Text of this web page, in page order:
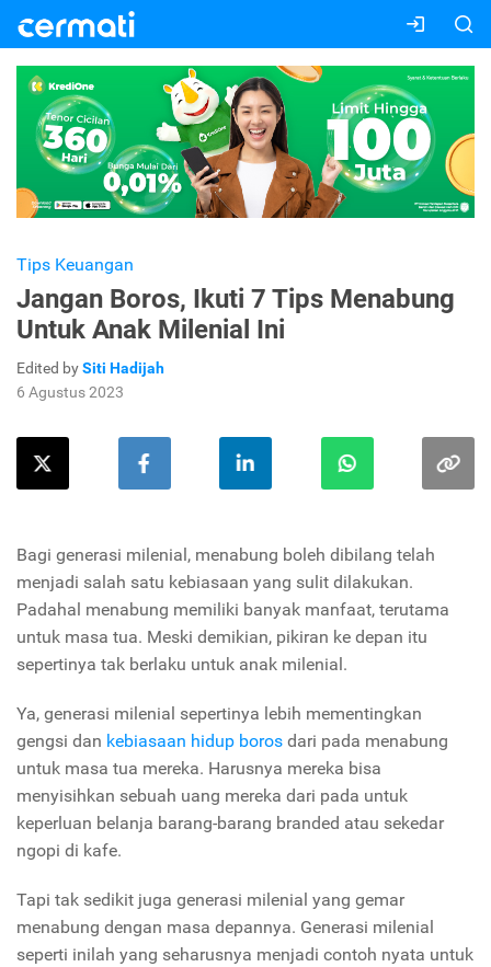
Tips Keuangan
Jangan Boros, Ikuti 7 Tips Menabung
Untuk Anak Milenial Ini
Edited bySiti Hadijah
6 Agustus 2023
Bagi generasi milenial, menabung boleh dibilang telah
menjadi salah satu kebiasaan yang sulit dilakukan.
Padahal menabung memiliki banyak manfaat, terutama
untuk masa tua. Meski demikian, pikiran ke depan itu
sepertinya tak berlaku untuk anak milenial.
Ya, generasi milenial sepertinya lebih mementingkan
gengsi dan kebiasaan hidup boros dari pada menabung
untuk masa tua mereka. Harusnya mereka bisa
menyisihkan sebuah uang mereka dari pada untuk
keperluan belanja barang-barang branded atau sekedar
ngopi di kafe.
Tapi tak sedikit juga generasi milenial yang gemar
menabung dengan masa depannya. Generasi milenial
seperti inilah yang seharusnya menjadi contoh nyata untuk